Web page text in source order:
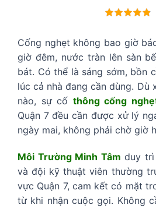
Cống nghẹt không bao giờ
giờ đêm, nước tràn lên sàn
bát. Có thể là sáng sớm, bồn
lúc cả nhà đang cần dùng. Dù
nào, sự cố thông cống
Quận 7 đều cần được xử lý
ngày mai, không phải chờ giờ
Môi Trường Minh Tâm duy trì
và đội kỹ thuật viên thường
vực Quận 7, cam kết có mặt
từ khi nhận cuộc gọi. Không